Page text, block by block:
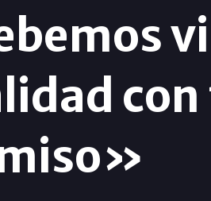
con